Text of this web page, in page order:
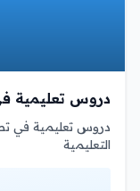
دروس تعليمية
دروس تعليمية في
التعليمية